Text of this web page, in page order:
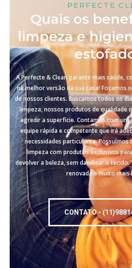
PERFECTE
Quais os
limpeza e
A Perfecte & Clean garante mais saúde,
na melhor versão da sua casa! Focamos
de nossos clientes. Buscamos todos os
limpeza, nossos produtos de qualidade
agredir a superfície. Contamos com
equipe rápida e competente que irá
necessidades particulares. Possuímos
limpeza com produtos exclusivos
devolver a beleza, sem danificar o tecido.
renovada e muito mais
CONTATO -